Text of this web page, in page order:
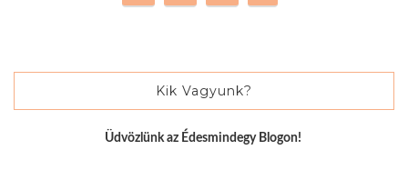
Kik Vagyunk?
Üdvözlünk az Édesmindegy Blogon!